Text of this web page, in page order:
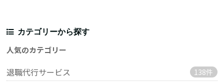
カテゴリーから探す
人気のカテゴリー
退職代行サービス 138件